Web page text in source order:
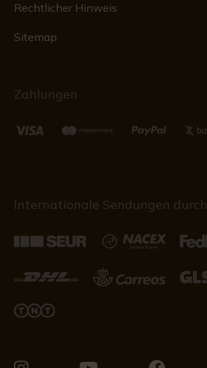
Rechtlicher Hinweis
Sitemap
Zahlungen
Internationale Sendungen durch